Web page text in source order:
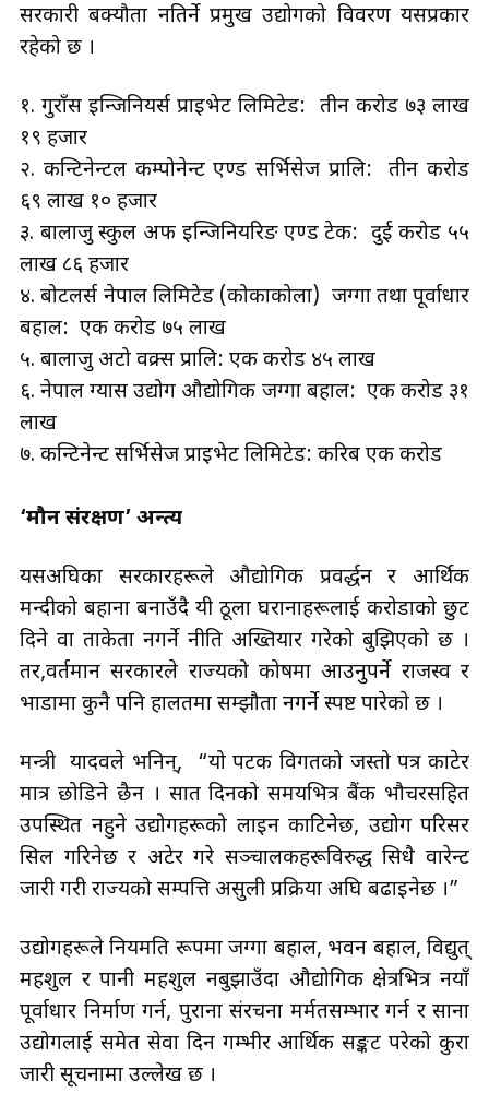
सरकारी बक्यौता नतिर्ने प्रमुख उद्योगको विवरण यसप्रकार
रहेको छ ।
१. गुराँस इन्जिनियर्स प्राइभेट लिमिटेड: तीन करोड ७३ लाख
१९ हजार
२. कन्टिनेन्टल कम्पोनेन्ट एण्ड सर्भिसेज प्रालि: तीन करोड
६९ लाख १० हजार
३. बालाजु स्कुल अफ इन्जिनियरिङ एण्ड टेक: दुई करोड ५५
लाख ८६ हजार
४. बोटलर्स नेपाल लिमिटेड (कोकाकोला) जग्गा तथा पूर्वाधार
बहाल: एक करोड ७५ लाख
५. बालाजु अटो वक्र्स प्रालि: एक करोड ४५ लाख
६. नेपाल ग्यास उद्योग औद्योगिक जग्गा बहाल: एक करोड ३१
लाख
७. कन्टिनेन्ट सर्भिसेज प्राइभेट लिमिटेड: करिब एक करोड
‘मौन संरक्षण’ अन्त्य
यसअघिका सरकारहरूले औद्योगिक प्रवर्द्धन र आर्थिक
मन्दीको बहाना बनाउँदै यी ठूला घरानाहरूलाई करोडौँको छुट
दिने वा ताकेता नगर्ने नीति अख्तियार गरेको बुझिएको छ ।
तर,वर्तमान सरकारले राज्यको कोषमा आउनुपर्ने राजस्व र
भाडामा कुनै पनि हालतमा सम्झौता नगर्ने स्पष्ट पारेकाे छ ।
मन्त्री यादवले भनिन्, “यो पटक विगतको जस्तो पत्र काटेर
मात्र छोडिने छैन । सात दिनको समयभित्र बैंक भौचरसहित
उपस्थित नहुने उद्योगहरूको लाइन काटिनेछ, उद्योग परिसर
सिल गरिनेछ र अटेर गरे सञ्चालकहरूविरुद्ध सिधै वारेन्ट
जारी गरी राज्यको सम्पत्ति असुली प्रक्रिया अघि बढाइनेछ ।”
उद्योगहरूले नियमति रूपमा जग्गा बहाल, भवन बहाल, विद्युत्
महशुल र पानी महशुल नबुझाउँदा औद्योगिक क्षेत्रभित्र नयाँ
पूर्वाधार निर्माण गर्न, पुराना संरचना मर्मतसम्भार गर्न र साना
उद्योगलाई समेत सेवा दिन गम्भीर आर्थिक सङ्कट परेको कुरा
जारी सूचनामा उल्लेख छ ।